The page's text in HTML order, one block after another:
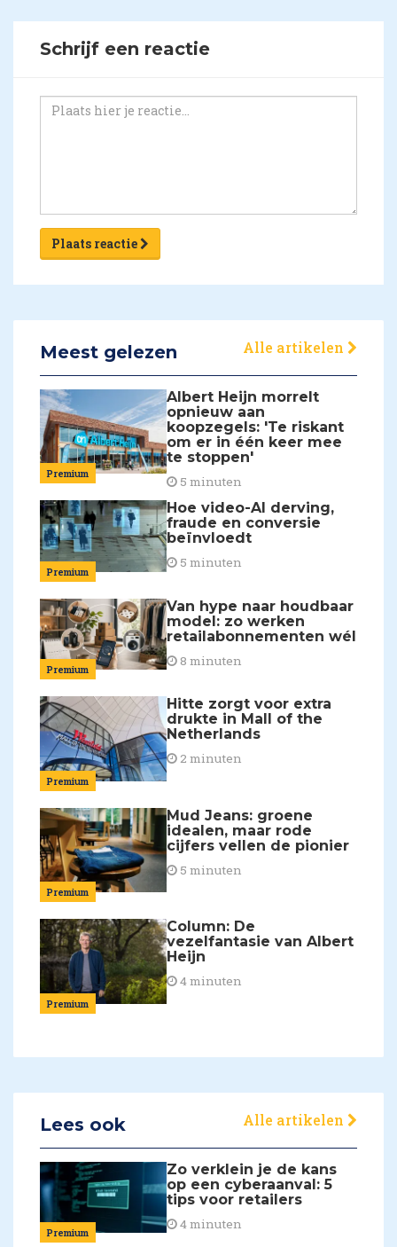
Schrijf een reactie
Plaats reactie
Meest gelezen Alle artikelen
Premium
Albert Heijn morrelt
opnieuw aan
koopzegels: 'Te riskant
om er in één keer mee
te stoppen'
5 minuten
Premium
Hoe video-AI derving,
fraude en conversie
beïnvloedt
5 minuten
Premium
Van hype naar houdbaar
model: zo werken
retailabonnementen wél
8 minuten
Premium
Hitte zorgt voor extra
drukte in Mall of the
Netherlands
2 minuten
Premium
Mud Jeans: groene
idealen, maar rode
cijfers vellen de pionier
5 minuten
Premium
Column: De
vezelfantasie van Albert
Heijn
4 minuten
Lees ook Alle artikelen
Premium
Zo verklein je de kans
op een cyberaanval: 5
tips voor retailers
4 minuten